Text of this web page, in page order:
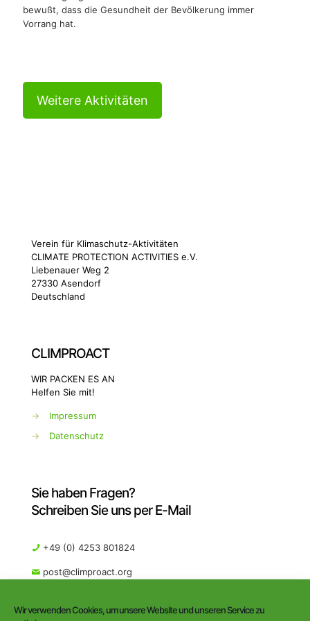
Wir verwenden Cookies, um unsere Website und unseren Service zu
bewußt, dass die Gesundheit der Bevölkerung immer
Vorrang hat.
Weitere Aktivitäten
Verein für Klimaschutz-Aktivitäten
CLIMATE PROTECTION ACTIVITIES e.V.
Liebenauer Weg 2
27330 Asendorf
Deutschland
CLIMPROACT
WIR PACKEN ES AN
Helfen Sie mit!
→
Impressum
→
Datenschutz
Sie haben Fragen?
Schreiben Sie uns per E-Mail
+49 (0) 4253 801824
post@climproact.org